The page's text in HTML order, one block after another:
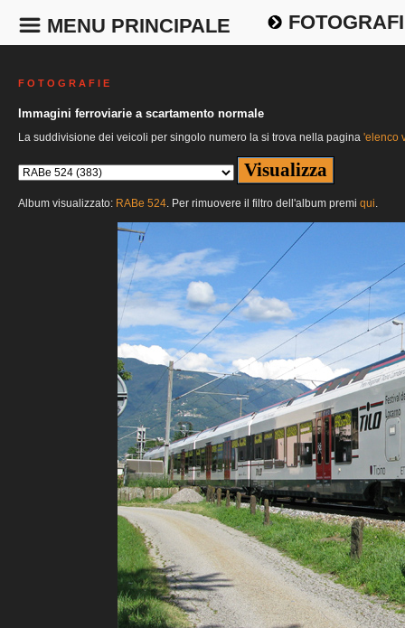
MENU PRINCIPALE
F O T O G R A F I E
Immagini ferroviarie a scartamento normale
La suddivisione dei veicoli per singolo numero la si trova nella pagina 'elenco
Album visualizzato: RABe 524. Per rimuovere il filtro dell'album premi qui.